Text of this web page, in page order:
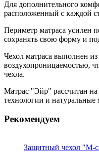
Для дополнительного
расположенный с каждой
Периметр матраса усилен
сохранять свою форму и
Чехол матраса выполнен
воздухопроницаемостью,
чехла.
Матрас "Эйр" рассчитан на
технологии и
Рекомендуем
Защитный чехол "M-